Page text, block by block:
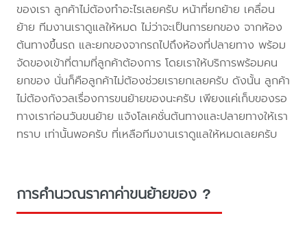
ของเรา ลูกค้าไม่ต้องทำอะไรเลยครับ หน้าที่ยกย้าย เคลื่อน
ย้าย ทีมงานเราดูแลให้หมด ไม่ว่าจะเป็นการยกของ จากห้อง
ต้นทางขึ้นรถ และยกของจากรถไปถึงห้องที่ปลายทาง พร้อม
จัดของเข้าที่ตามที่ลูกค้าต้องการ โดยเราให้บริการพร้อมคน
ยกของ นั่นก็คือลูกค้าไม่ต้องช่วยเรายกเลยครับ ดังนั้น ลูกค้า
ไม่ต้องกังวลเรื่องการขนย้ายของนะครับ เพียงแค่เก็บของรอ
ทางเราก่อนวันขนย้าย แจ้งโลเคชั่นต้นทางและปลายทางให้เรา
ทราบ เท่านั้นพอครับ ที่เหลือทีมงานเราดูแลให้หมดเลยครับ
การคำนวณราคาค่าขนย้ายของ ?